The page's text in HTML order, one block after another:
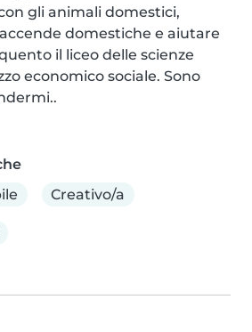
gli animali domestici,
domestiche e aiutare
il liceo delle scienze
economico sociale. Sono
Creativo/a